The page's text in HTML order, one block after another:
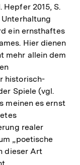
2015, S.
ein ernsthaftes
Hier dienen
mehr allein dem
historisch-
Spiele (vgl.
meinen es ernst
realer
„poetische
dieser Art